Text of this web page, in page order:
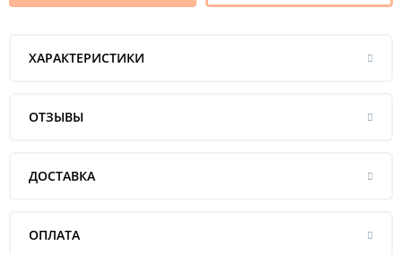
ХАРАКТЕРИСТИКИ
ОТЗЫВЫ
ДОСТАВКА
ОПЛАТА